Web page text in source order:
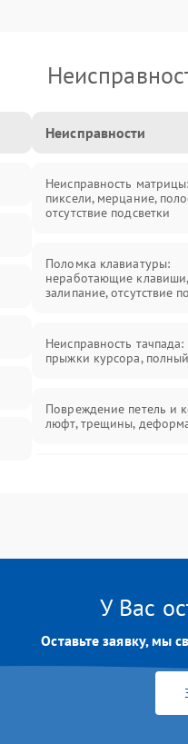
Неисправности
Неисправность
пиксели, мерцание,
отсутствие подсветки
Поломка клавиатуры:
неработающие клавиши,
залипание, отсутствие
Неисправность тачпада:
прыжки курсора,
Повреждение петель и
люфт, трещины,
Перегрев из‑за пыли,
термопасты или
кулера
Выход из строя SSD
медленная загрузка,
У Вас
Оставьте заявку, мы